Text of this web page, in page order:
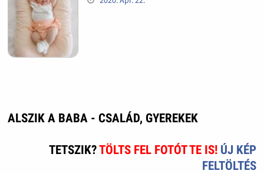
ALSZIK A BABA - CSALÁD, GYEREKEK
TETSZIK?TÖLTS FEL FOTÓT TE IS! ÚJ KÉP
FELTÖLTÉS